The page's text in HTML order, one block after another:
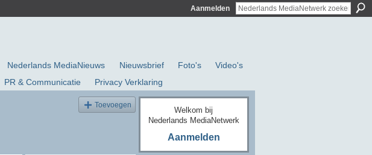
Aanmelden
Nederlands MediaNieuws Nieuwsbrief Foto's
Video's
PR & Communicatie Privacy Verklaring
Toevoegen
Welkom bij
Nederlands MediaNetwerk
Aanmelden